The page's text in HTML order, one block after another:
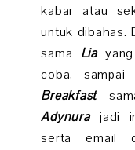
kabar atau
untuk dibahas.
sama Liayang
coba, sampai
Breakfast
Adynurajadi
serta email